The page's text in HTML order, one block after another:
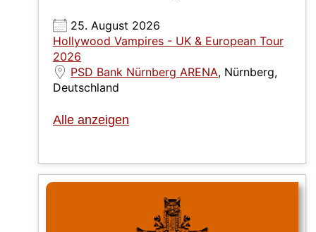
25. August 2026
Hollywood Vampires - UK & European Tour
2026
PSD Bank Nürnberg ARENA, Nürnberg,
Deutschland
Alle anzeigen